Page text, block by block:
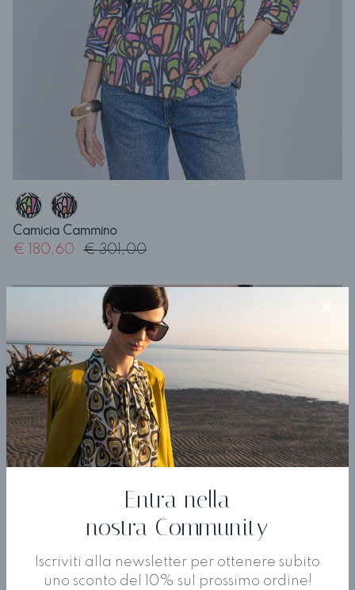
Entra nella
nostra Community
Iscriviti alla newsletter per ottenere subito
uno sconto del 10% sul prossimo ordine!
Camicia Cammino
€ 180,60 € 301,00